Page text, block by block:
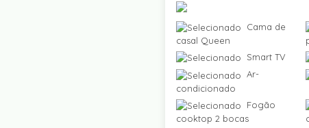
Cama de
casal Queen
Smart TV
Ar-
condicionado
Fogão
cooktop 2 bocas